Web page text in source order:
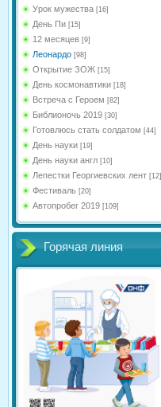
Урок мужества [16]
День Пи [15]
12 месяцев [9]
Леонардо [98]
Открытие ЗОЖ [15]
День космонавтики [18]
Встреча с Героем [82]
Библионочь 2019 [30]
Готовлюсь стать солдатом [44]
День науки [19]
День науки англ [10]
Лепестки Георгиевских лент [12]
Фестиваль [20]
Автопробег 2019 [109]
Горячая линия